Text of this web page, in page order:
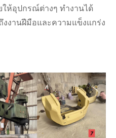
ห้อุปกรณ์ต่างๆ ทำงานได้
งงานฝีมือและความแข็งแกร่ง